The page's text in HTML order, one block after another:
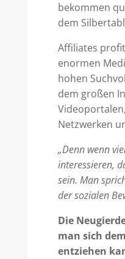
bekommen
dem
Affiliates
enormen
hohen
dem großen
Netzwerken
„Denn wenn
interessieren,
sein. Man
der sozialen
Die
man sich
entziehen